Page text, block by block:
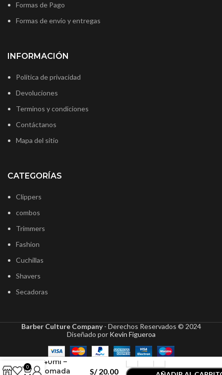
Formas de Pago
Formas de envío y entregas
INFORMACIÓN
Política de privacidad
Devoluciones
Terminos y condiciones
Contáctanos
Mapa del sitio
CATEGORÍAS
Clippers
combos
Trimmers
Fashion
Cuchillas
Shavers
Secadoras
Barber Culture Company- Derechos Reservados © 2024
Diseñado por Kevin Figueroa
Pomade
140ml –
Pomada
S/20.00
0